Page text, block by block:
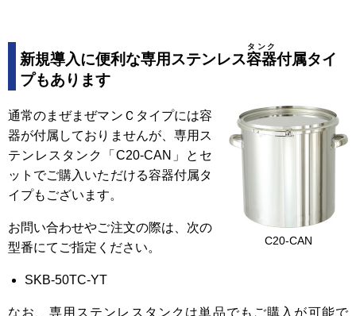
新規導入に便利な専用ステンレス容器
タンク
付属タイ
プもあります
C20-CAN
通常のまぜまぜマンＣタイプには容
器が付属しておりませんが、専用ス
テンレスタンク「C20-CAN」とセ
ットでご購入いただける容器付属タ
イプもございます。
お問い合わせやご注文の際は、次の
型番にてご指定ください。
SKB-50TC-YT
なお、専用ステンレスタンクは単品でもご購入が可能で